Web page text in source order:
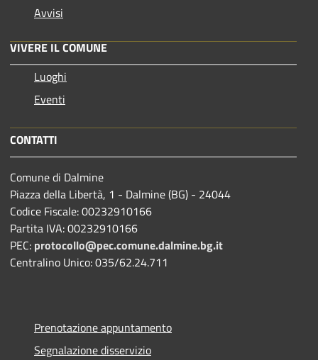
Avvisi
VIVERE IL COMUNE
Luoghi
Eventi
CONTATTI
Comune di Dalmine
Piazza della Libertà, 1 - Dalmine (BG) - 24044
Codice Fiscale: 00232910166
Partita IVA: 00232910166
PEC: protocollo@pec.comune.dalmine.bg.it
Centralino Unico: 035/62.24.711
Prenotazione appuntamento
Segnalazione disservizio